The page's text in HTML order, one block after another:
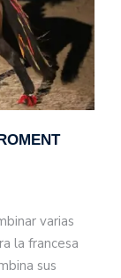
varias
la francesa
sus